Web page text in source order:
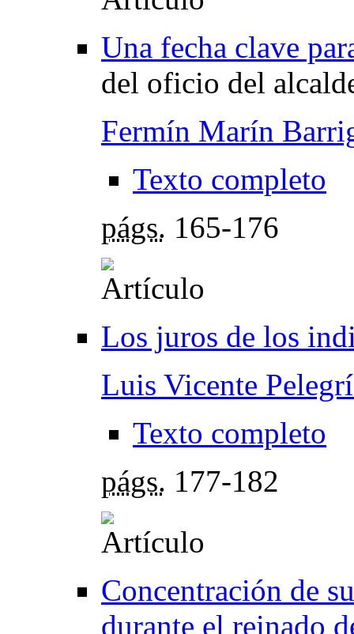
Una fecha clave
del oficio del
Fermín Marín
Texto completo
págs. 165-176
Los juros de los
Luis Vicente
Texto completo
págs. 177-182
Concentración de
durante el reinado